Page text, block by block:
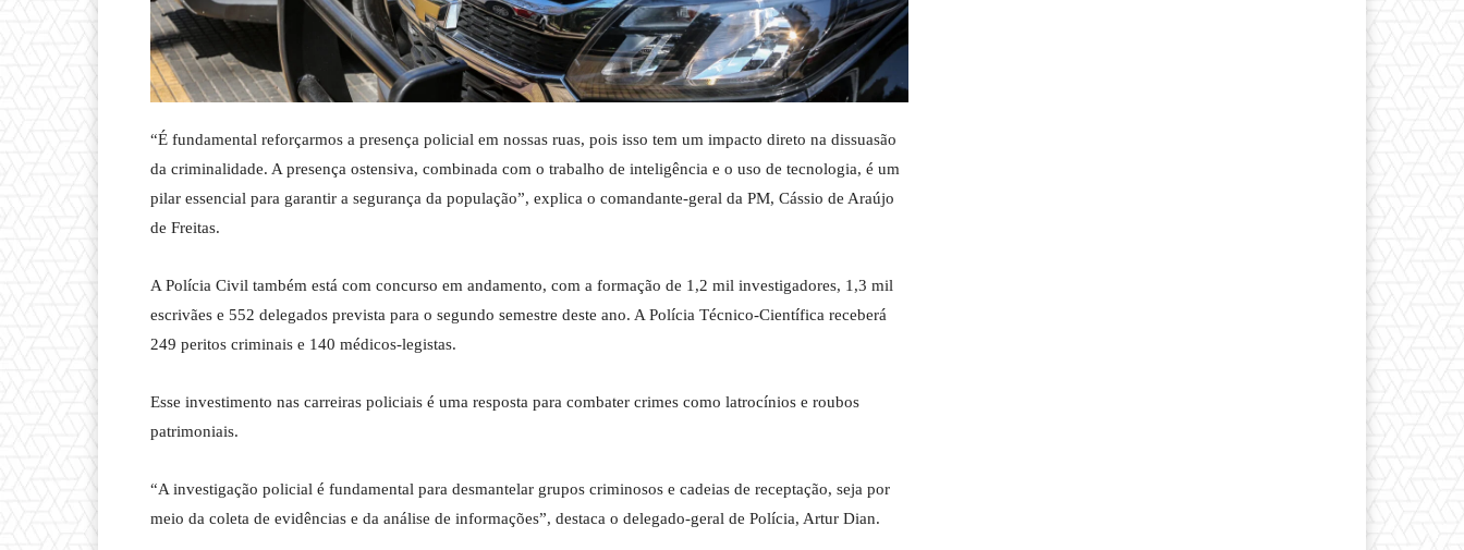
“É fundamental reforçarmos a presença policial em nossas ruas, pois isso tem um impacto direto na dissuasão
da criminalidade. A presença ostensiva, combinada com o trabalho de inteligência e o uso de tecnologia, é um
pilar essencial para garantir a segurança da população”, explica o comandante-geral da PM, Cássio de Araújo
de Freitas.
A Polícia Civil também está com concurso em andamento, com a formação de 1,2 mil investigadores, 1,3 mil
escrivães e 552 delegados prevista para o segundo semestre deste ano. A Polícia Técnico-Científica receberá
249 peritos criminais e 140 médicos-legistas.
Esse investimento nas carreiras policiais é uma resposta para combater crimes como latrocínios e roubos
patrimoniais.
“A investigação policial é fundamental para desmantelar grupos criminosos e cadeias de receptação, seja por
meio da coleta de evidências e da análise de informações”, destaca o delegado-geral de Polícia, Artur Dian.